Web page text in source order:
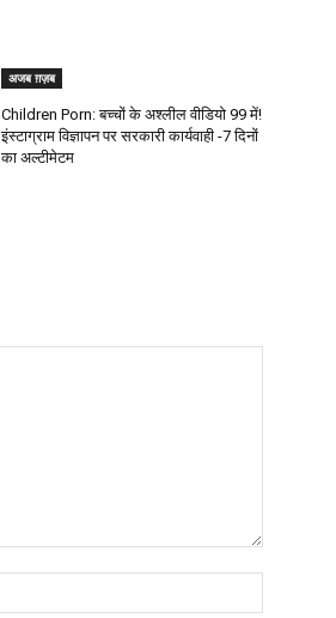
अजब ग़ज़ब
Children Porn: बच्चों के अश्लील वीडियो ₹99 में!
इंस्टाग्राम विज्ञापन पर सरकारी कार्यवाही -7 दिनों
का अल्टीमेटम